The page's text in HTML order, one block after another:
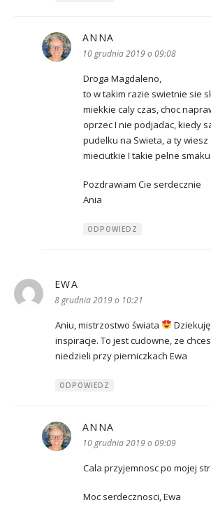
ANNA
10 grudnia 2019 o 09:08
Droga Magdaleno,
to w takim razie swietnie sie
miekkie caly czas, choc
oprzec I nie podjadac, kiedy
pudelku na Swieta, a ty
mieciutkie I takie pelne
Pozdrawiam Cie serdecznie
Ania
ODPOWIEDZ
EWA
8 grudnia 2019 o 10:21
Aniu, mistrzostwo świata
inspiracje. To jest cudowne, ze
niedzieli przy pierniczkach Ewa
ODPOWIEDZ
ANNA
10 grudnia 2019 o 09:09
Cala przyjemnosc po mojej
Moc serdecznosci, Ewa